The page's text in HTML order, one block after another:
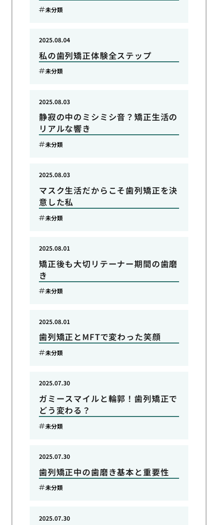
未分類
私の歯列矯正体験全ステップ
2025.08.04
未分類
静寂の中のミシミシ音？矯正生活の
リアルな響き
2025.08.03
未分類
マスク生活だからこそ歯列矯正を決
意した私
2025.08.03
未分類
矯正後も大切リテーナー期間の歯磨
き
2025.08.01
未分類
歯列矯正とMFTで変わった笑顔
2025.08.01
未分類
ガミースマイルと輪郭！歯列矯正で
どう変わる？
2025.07.30
未分類
歯列矯正中の歯磨き基本と重要性
2025.07.30
未分類
2025.07.30